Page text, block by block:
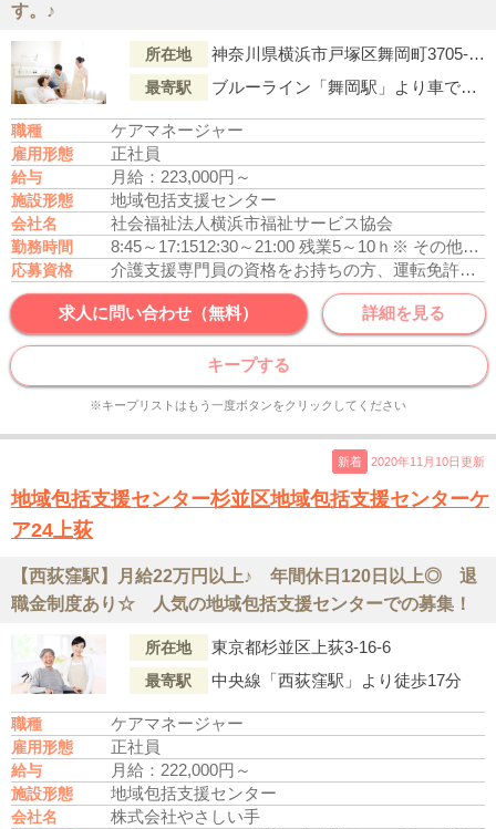
す。♪
所在地 神奈川県横浜市戸塚区舞岡町3705-10
最寄駅 ブルーライン「舞岡駅」より車で5分
職種 ケアマネージャー
雇用形態 正社員
給与 月給：223,000円～
施設形態 地域包括支援センター
会社名 社会福祉法人横浜市福祉サービス協会
勤務時間 8:45～17:1512:30～21:00 残業5～10ｈ ※ その他、早番、時差出勤等の制度有
応募資格 介護支援専門員の資格をお持ちの方、運転免許あれば尚可
求人に問い合わせ（無料） 詳細を見る
キープする
※キープリストはもう一度ボタンをクリックしてください
新着 2020年11月10日更新
地域包括支援センター杉並区地域包括支援センターケ
ア24上荻
【西荻窪駅】月給22万円以上♪ 年間休日120日以上◎ 退
職金制度あり☆ 人気の地域包括支援センターでの募集！
所在地 東京都杉並区上荻3-16-6
最寄駅 中央線「西荻窪駅」より徒歩17分
職種 ケアマネージャー
雇用形態 正社員
給与 月給：222,000円～
施設形態 地域包括支援センター
会社名 株式会社やさしい手